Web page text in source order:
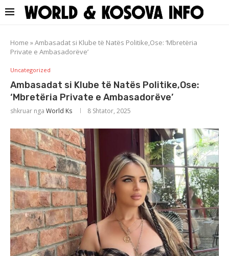
Home »Ambasadat si Klube të Natës Politike,Ose: ‘Mbretëria
Private e Ambasadorëve’
Uncategorized
Ambasadat si Klube të Natës Politike,Ose:
‘Mbretëria Private e Ambasadorëve’
shkruar nga World Ks 8 Shtator, 2025